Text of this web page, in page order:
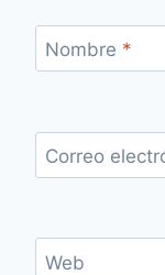
Nombre *
Correo
Web